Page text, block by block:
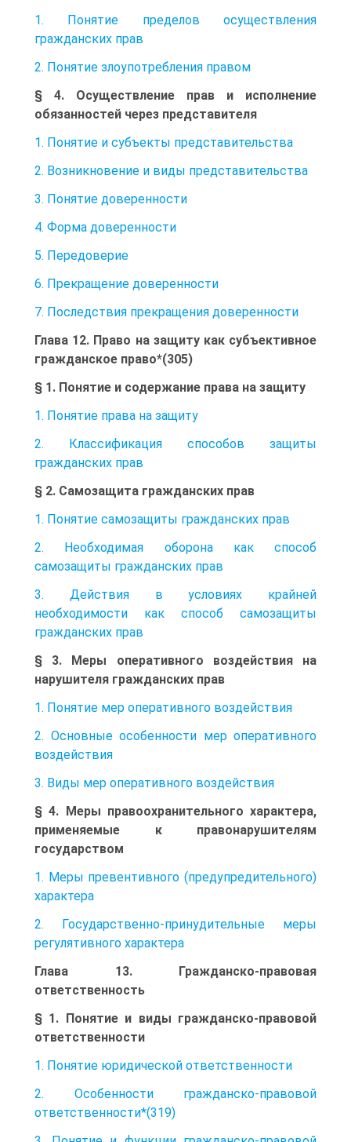
1. Понятие пределов осуществления
гражданских прав
2. Понятие злоупотребления правом
§ 4. Осуществление прав и исполнение
обязанностей через представителя
1. Понятие и субъекты представительства
2. Возникновение и виды представительства
3. Понятие доверенности
4. Форма доверенности
5. Передоверие
6. Прекращение доверенности
7. Последствия прекращения доверенности
Глава 12. Право на защиту как субъективное
гражданское право*(305)
§ 1. Понятие и содержание права на защиту
1. Понятие права на защиту
2. Классификация способов защиты
гражданских прав
§ 2. Самозащита гражданских прав
1. Понятие самозащиты гражданских прав
2. Необходимая оборона как способ
самозащиты гражданских прав
3. Действия в условиях крайней
необходимости как способ самозащиты
гражданских прав
§ 3. Меры оперативного воздействия на
нарушителя гражданских прав
1. Понятие мер оперативного воздействия
2. Основные особенности мер оперативного
воздействия
3. Виды мер оперативного воздействия
§ 4. Меры правоохранительного характера,
применяемые к правонарушителям
государством
1. Меры превентивного (предупредительного)
характера
2. Государственно-принудительные меры
регулятивного характера
Глава 13. Гражданско-правовая
ответственность
§ 1. Понятие и виды гражданско-правовой
ответственности
1. Понятие юридической ответственности
2. Особенности гражданско-правовой
ответственности*(319)